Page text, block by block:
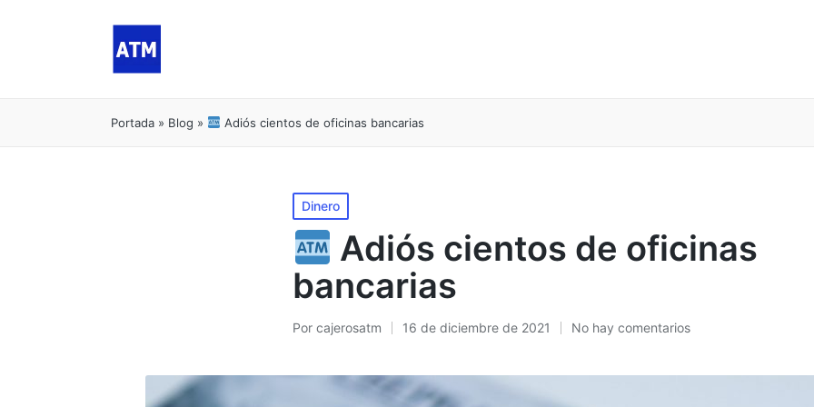
Portada » Blog » Adiós cientos de oficinas bancarias
Publicado
en
Dinero
Adiós cientos de oficinas
bancarias
Publicado
Por cajerosatm 16 de diciembre de 2021 No hay comentarios